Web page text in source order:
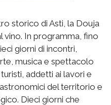
storico di Asti, la Douja
vino. In programma, fino
giorni di incontri,
musica e spettacolo
addetti ai lavori e
del territorio e
Dieci giorni che